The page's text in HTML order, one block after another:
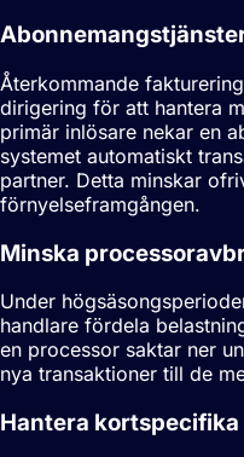
Återkommande
dirigering för att hantera
primär inlösare nekar en
systemet automatiskt
partner. Detta minskar
förnyelseframgången.
Minska
Under
handlare fördela
en processor saktar ner
nya transaktioner till de
Hantera